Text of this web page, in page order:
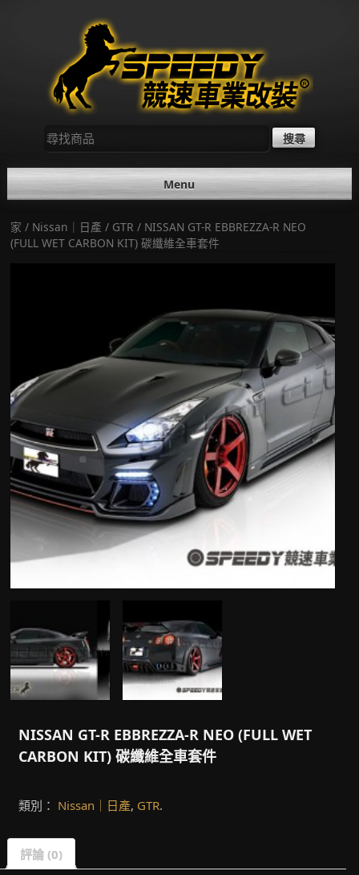
尋
找：
Menu
家 / Nissan｜日產 / GTR / NISSAN GT-R EBBREZZA-R NEO
(FULL WET CARBON KIT) 碳纖維全車套件
NISSAN GT-R EBBREZZA-R NEO (FULL WET
CARBON KIT) 碳纖維全車套件
類別： Nissan｜日產, GTR.
評論 (0)